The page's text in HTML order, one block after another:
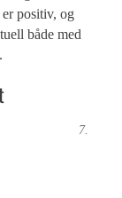
positiv, og
både med
7.